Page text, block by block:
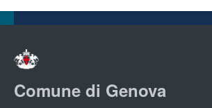
Comune di Genova